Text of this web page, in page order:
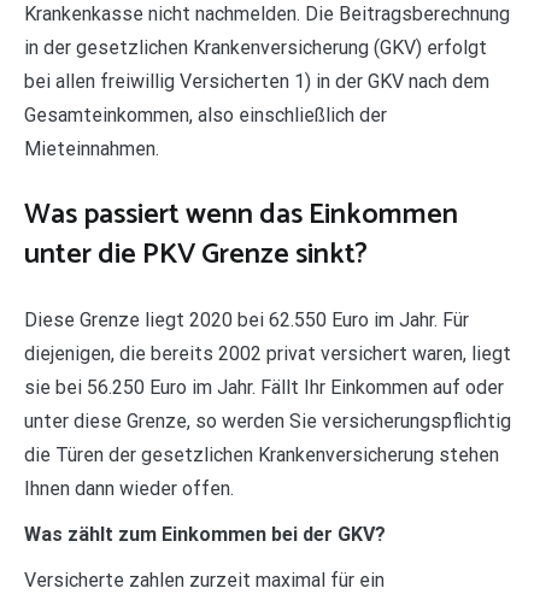
Krankenkasse nicht nachmelden. Die Beitragsberechnung
in der gesetzlichen Krankenversicherung (GKV) erfolgt
bei allen freiwillig Versicherten 1) in der GKV nach dem
Gesamteinkommen, also einschließlich der
Mieteinnahmen.
Was passiert wenn das Einkommen
unter die PKV Grenze sinkt?
Diese Grenze liegt 2020 bei 62.550 Euro im Jahr. Für
diejenigen, die bereits 2002 privat versichert waren, liegt
sie bei 56.250 Euro im Jahr. Fällt Ihr Einkommen auf oder
unter diese Grenze, so werden Sie versicherungspflichtig
die Türen der gesetzlichen Krankenversicherung stehen
Ihnen dann wieder offen.
Was zählt zum Einkommen bei der GKV?
Versicherte zahlen zurzeit maximal für ein